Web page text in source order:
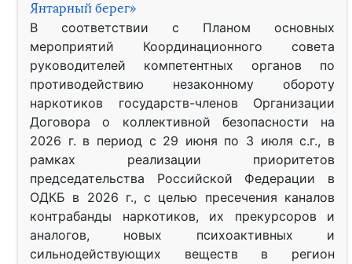
Янтарный берег»
В соответствии с Планом основных
мероприятий Координационного совета
руководителей компетентных органов по
противодействию незаконному обороту
наркотиков государств-членов Организации
Договора о коллективной безопасности на
2026 г. в период с 29 июня по 3 июля с.г., в
рамках реализации приоритетов
председательства Российской Федерации в
ОДКБ в 2026 г., с целью пресечения каналов
контрабанды наркотиков, их прекурсоров и
аналогов, новых психоактивных и
сильнодействующих веществ в регион